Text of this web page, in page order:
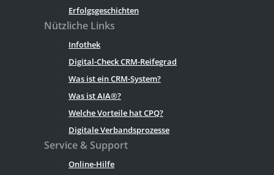
Erfolgsgeschichten
Nützliche Links
Infothek
Digital-Check CRM-Reifegrad
Was ist ein CRM-System?
Was ist AIA®?
Welche Vorteile hat CPQ?
Digitale Verbandsprozesse
Service & Support
Online-Hilfe